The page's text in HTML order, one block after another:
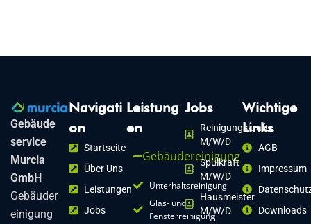
Gebäude
service
Murcia
GmbH
Gebäuder
einigung
Navigati
on
Startseite
Über Uns
Leistungen
Jobs
Leistung
en
Gebäudereinigung
Unterhaltsreinigung
Glas- und
Fensterreinigung
Jobs
Reinigungskraft
M/w/d
Spülkraft
M/w/d
Hausmeister
M/w/d
Wichtige
Links
AGB
Impressum
Downloads